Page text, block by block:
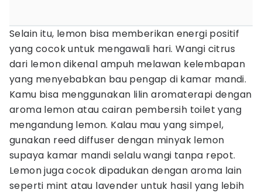
Selain itu, lemon bisa memberikan energi positif
yang cocok untuk mengawali hari. Wangi citrus
dari lemon dikenal ampuh melawan kelembapan
yang menyebabkan bau pengap di kamar mandi.
Kamu bisa menggunakan lilin aromaterapi dengan
aroma lemon atau cairan pembersih toilet yang
mengandung lemon. Kalau mau yang simpel,
gunakan reed diffuser dengan minyak lemon
supaya kamar mandi selalu wangi tanpa repot.
Lemon juga cocok dipadukan dengan aroma lain
seperti mint atau lavender untuk hasil yang lebih